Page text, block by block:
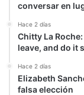
conversar en
Hace 2 días
Chitty La
leave, and do it
Hace 2 días
Elizabeth
falsa elección